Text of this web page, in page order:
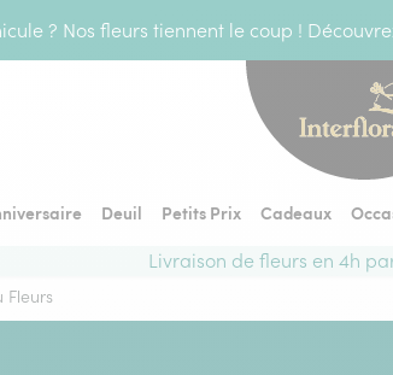
? Nos fleurs tiennent le coup !
Deuil Petits Prix Cadeaux
Livraison de fleurs en 4h
Fleurs